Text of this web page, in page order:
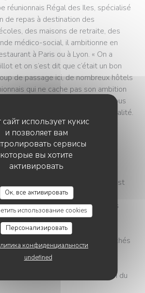
сайт использует кукис
и позволяет вам
сервисы
которые вы хотите
активировать
Ок, все активировать
использование cookies
Персонализировать
конфиденциальности
undefined
réunionnais Régal des Iles, spécialisé
de repas à destination des
des maisons de retraite, des
médico-social, il ambitionne en
à Paris ou à Lyon. « On a
et on s’est dit que c’était un bon
de passage ici, de nombreux hôtels
qui ne cache pas son ambition
Réunion à travers sa cuisine. « Nous
de la cuisine réunionnaise de qualité.
s’exporter ».
préserver
midi et soir, c’est une carte
de plats traditionnels qui est
du carry poulet, du riz chauffé à la
rougail saucisse. « Les saucisses
les épices viennent de La
produits ne viennent pas de La
des circuits courts : dans les marchés
connus ». Ce souci du détail,
dans les produits et dans les
jusque dans le choix du nom du
LE PALMISTE